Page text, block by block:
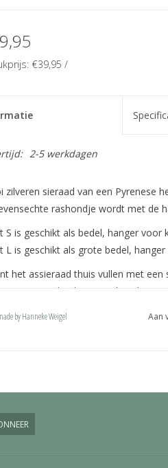
€39,95 /
2-5 werkdagen
zilveren sieraad van een Pyrenese
rashondje wordt met de
S is geschikt als bedel, hanger
L is geschikt als grote bedel,
het assieraad thuis vullen met een
zijn beide maten leverbaar
zijn voorzien van een ovaal
by Hanneke Weigel Aan